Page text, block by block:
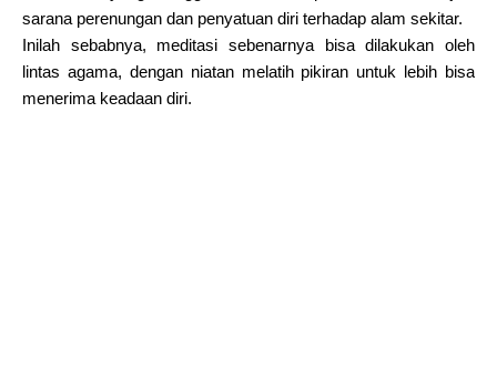
sarana perenungan dan penyatuan diri terhadap alam sekitar.
Inilah sebabnya, meditasi sebenarnya bisa dilakukan oleh
lintas agama, dengan niatan melatih pikiran untuk lebih bisa
menerima keadaan diri.